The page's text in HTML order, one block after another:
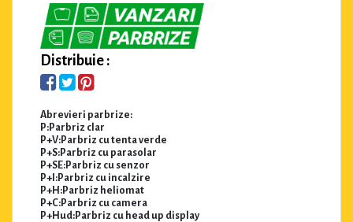
Distribuie :
Abrevieri parbrize:
P:Parbriz clar
P+V:Parbriz cu tenta verde
P+S:Parbriz cu parasolar
P+SE:Parbriz cu senzor
P+I:Parbriz cu incalzire
P+H:Parbriz heliomat
P+C:Parbriz cu camera
P+Hud:Parbriz cu head up display